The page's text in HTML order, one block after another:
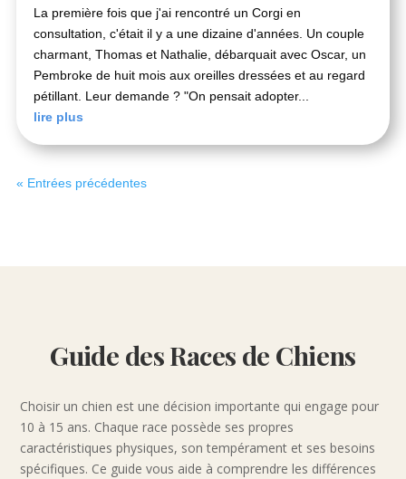
La première fois que j'ai rencontré un Corgi en
consultation, c'était il y a une dizaine d'années. Un couple
charmant, Thomas et Nathalie, débarquait avec Oscar, un
Pembroke de huit mois aux oreilles dressées et au regard
pétillant. Leur demande ? "On pensait adopter...
lire plus
« Entrées précédentes
Guide des Races de Chiens
Choisir un chien est une décision importante qui engage pour
10 à 15 ans. Chaque race possède ses propres
caractéristiques physiques, son tempérament et ses besoins
spécifiques. Ce guide vous aide à comprendre les différences